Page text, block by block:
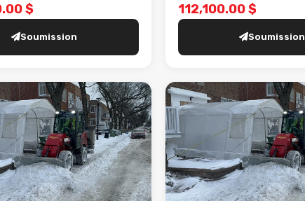
$
Soumission
112,100.00 $
Soumission